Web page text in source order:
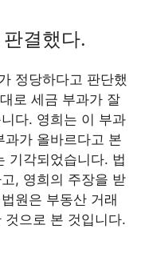
결했다.
정당하다고 판단했
로 세금 부과가 잘
다. 영희는 이 부과
가 올바르다고 본
기각되었습니다. 법
, 영희의 주장을 받
원은 부동산 거래
으로 본 것입니다.